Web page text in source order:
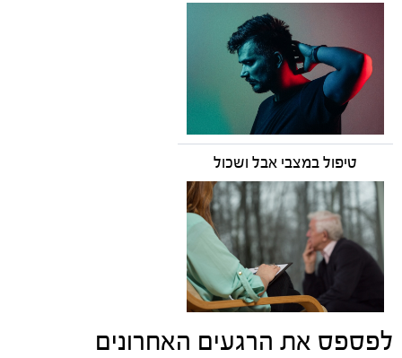
טיפול במצבי אבל ושכול
לפספס את הרגעים האחרונים